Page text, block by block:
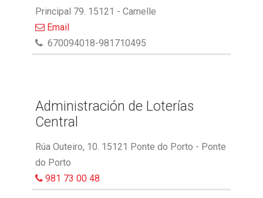
Principal 79. 15121 - Camelle
Email
670094018-981710495
Administración de Loterías
Central
Rúa Outeiro, 10. 15121 Ponte do Porto - Ponte
do Porto
981 73 00 48